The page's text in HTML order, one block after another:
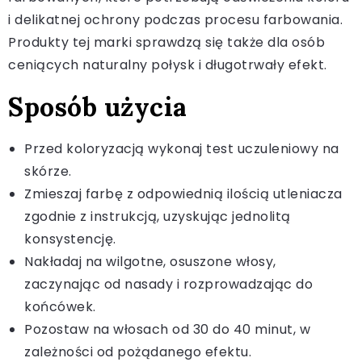
i delikatnej ochrony podczas procesu farbowania.
Produkty tej marki sprawdzą się także dla osób
ceniących naturalny połysk i długotrwały efekt.
Sposób użycia
Przed koloryzacją wykonaj test uczuleniowy na
skórze.
Zmieszaj farbę z odpowiednią ilością utleniacza
zgodnie z instrukcją, uzyskując jednolitą
konsystencję.
Nakładaj na wilgotne, osuszone włosy,
zaczynając od nasady i rozprowadzając do
końcówek.
Pozostaw na włosach od 30 do 40 minut, w
zależności od pożądanego efektu.